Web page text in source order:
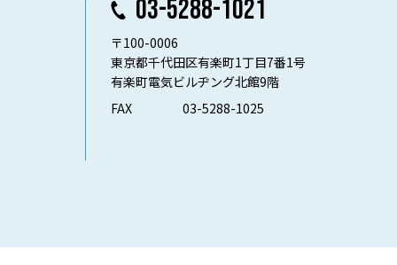
03-5288-1021
〒100-0006
東京都千代田区有楽町1丁目7番1号
有楽町電気ビルヂング北館9階
FAX
03-5288-1025